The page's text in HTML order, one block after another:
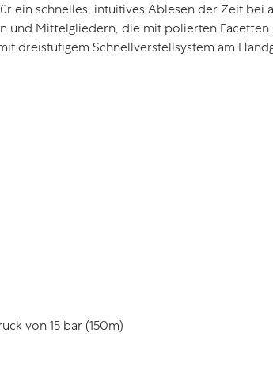
ein schnelles, intuitives Ablesen der Zeit
und Mittelgliedern, die mit polierten
dreistufigem Schnellverstellsystem am
von 15 bar (150m)